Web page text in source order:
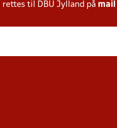
til DBU Jylland på mail